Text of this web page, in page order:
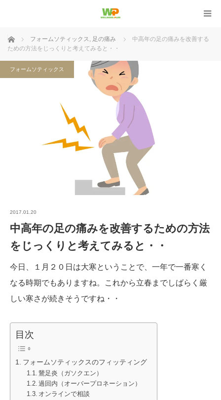
ホーム フォームソティックス, 足の痛み
中高年の足の痛みを改善する
ための方法をじっくりと考えてみると・・
フォームソティックス
2017.01.20
中高年の足の痛みを改善するための方法
をじっくりと考えてみると・・
今日、１月２０日は大寒ということで、一年で一番寒く
なる時期でもありますね。これから立春までしばらく厳
しい寒さが続きそうですね・・
目次
フォームソティックスのフィッティング
鵞足炎（ガソクエン）
過回内（オーバープロネーション）
オンラインで相談